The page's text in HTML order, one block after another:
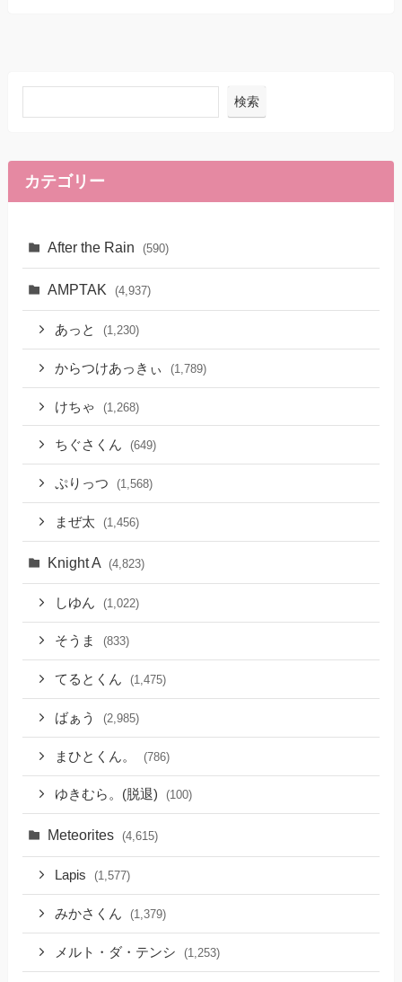
検索
カテゴリー
After the Rain (590)
AMPTAK (4,937)
あっと (1,230)
からつけあっきぃ (1,789)
けちゃ (1,268)
ちぐさくん (649)
ぷりっつ (1,568)
まぜ太 (1,456)
Knight A (4,823)
しゆん (1,022)
そうま (833)
てるとくん (1,475)
ばぁう (2,985)
まひとくん。 (786)
ゆきむら。(脱退) (100)
Meteorites (4,615)
Lapis (1,577)
みかさくん (1,379)
メルト・ダ・テンシ (1,253)